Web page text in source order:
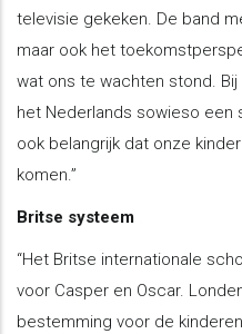
televisie gekeken. De band
maar ook het
wat ons te wachten stond.
het Nederlands sowieso een
ook belangrijk dat onze
komen.”
Britse systeem
“Het Britse internationale
voor Casper en Oscar.
bestemming voor de